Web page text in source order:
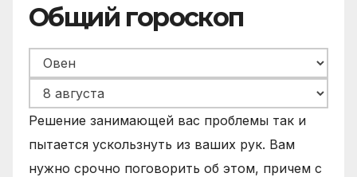
Общий гороскоп
Решение занимающей вас проблемы так и
пытается ускользнуть из ваших рук. Вам
нужно срочно поговорить об этом, причем с